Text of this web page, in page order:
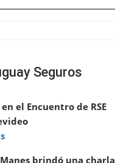
Seguros
el Encuentro de RSE
brindó una charla